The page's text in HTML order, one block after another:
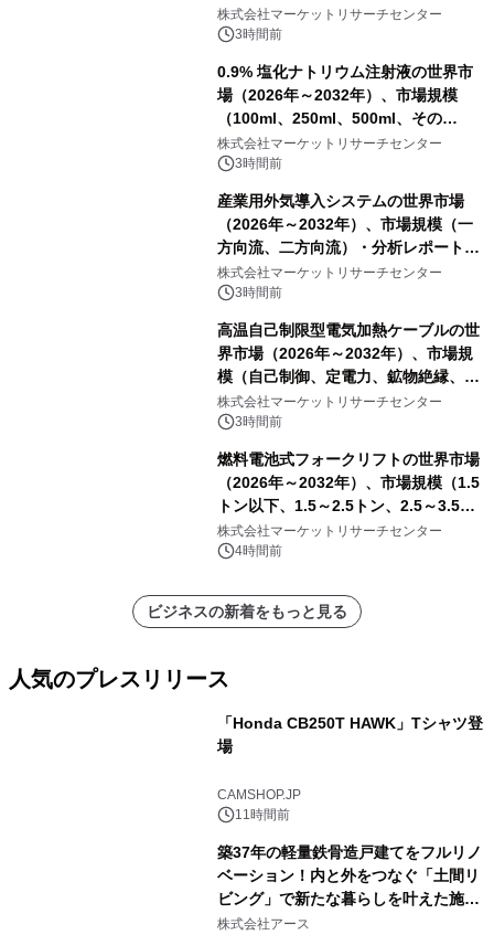
表
株式会社マーケットリサーチセンター
3時間前
0.9% 塩化ナトリウム注射液の世界市
場（2026年～2032年）、市場規模
（100ml、250ml、500ml、その
他）・分析レポートを発表
株式会社マーケットリサーチセンター
3時間前
産業用外気導入システムの世界市場
（2026年～2032年）、市場規模（一
方向流、二方向流）・分析レポートを
発表
株式会社マーケットリサーチセンター
3時間前
高温自己制限型電気加熱ケーブルの世
界市場（2026年～2032年）、市場規
模（自己制御、定電力、鉱物絶縁、表
皮効果）・分析レポートを発表
株式会社マーケットリサーチセンター
3時間前
燃料電池式フォークリフトの世界市場
（2026年～2032年）、市場規模（1.5
トン以下、1.5～2.5トン、2.5～3.5ト
ン、3.5～5.0トン、その他）・分析レ
ポートを発表
株式会社マーケットリサーチセンター
4時間前
ビジネスの新着をもっと見る
人気のプレスリリース
「Honda CB250T HAWK」Tシャツ登
場
CAMSHOP.JP
11時間前
築37年の軽量鉄骨造戸建てをフルリノ
ベーション！内と外をつなぐ「土間リ
ビング」で新たな暮らしを叶えた施工
事例を株式会社アースが公開
株式会社アース